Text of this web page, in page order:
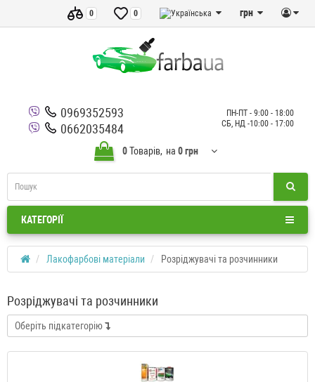
грн
0
0
0969352593
0662035484
ПН-ПТ - 9:00 - 18:00
СБ, НД -10:00 - 17:00
0Товарів, на 0 грн
КАТЕГОРІЇ
Лакофарбові матеріали Розріджувачі та розчинники
Розріджувачі та розчинники
Оберіть підкатегорію